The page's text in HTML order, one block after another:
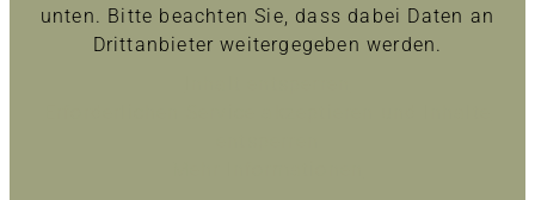
unten. Bitte beachten Sie, dass dabei Daten an
Drittanbieter weitergegeben werden.